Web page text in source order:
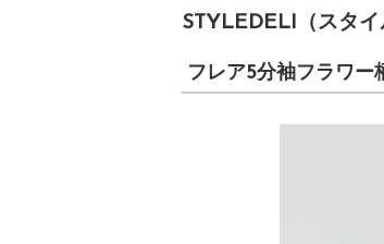
STYLEDELI（スタ
フレア5分袖フラワー